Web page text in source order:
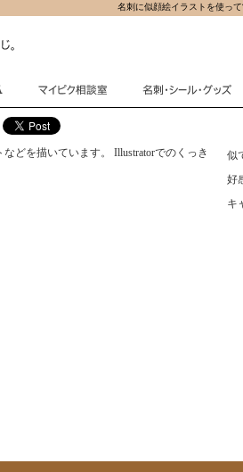
名刺に似顔絵イラストを使っ
どを描いています。 Illustratorでのくっき
似
好
キ